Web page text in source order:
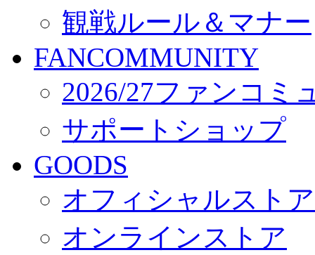
観戦ルール＆マナー
FANCOMMUNITY
2026/27ファンコミ
サポートショップ
GOODS
オフィシャルスト
オンラインストア